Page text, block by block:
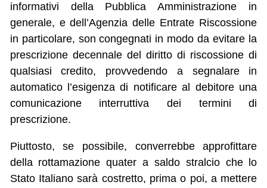
informativi della Pubblica Amministrazione in
generale, e dell’Agenzia delle Entrate Riscossione
in particolare, son congegnati in modo da evitare la
prescrizione decennale del diritto di riscossione di
qualsiasi credito, provvedendo a segnalare in
automatico l’esigenza di notificare al debitore una
comunicazione interruttiva dei termini di
prescrizione.
Piuttosto, se possibile, converrebbe approfittare
della rottamazione quater a saldo stralcio che lo
Stato Italiano sarà costretto, prima o poi, a mettere